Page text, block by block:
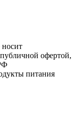
носит
офертой,
питания